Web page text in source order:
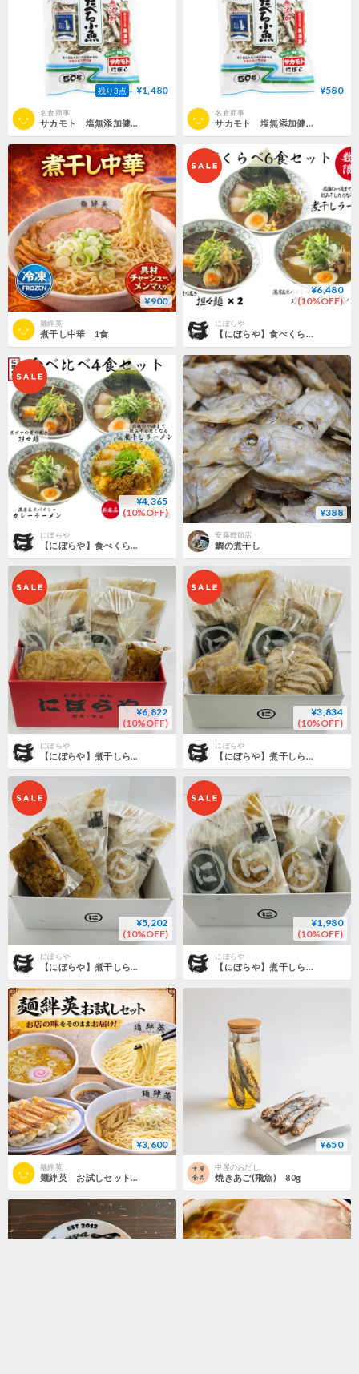
残り3点 ¥1,480
名倉商事
サカモト 塩無添加健康たべる小魚 50g ×4袋セット
¥580
名倉商事
サカモト 塩無添加健康たべる小魚 50g
¥900
麺絆英
煮干し中華 1食
¥6,480
(10%OFF)
にぼらや
【にぼらや】食べくらべ６食セット
¥4,365
(10%OFF)
にぼらや
¥388
安藤鰹節店
鯛の煮干し
¥6,822
(10%OFF)
にぼらや
【にぼらや】煮干しらーめん４人前+ 焼豚チャーシュー350ｇ１本+味付きメンマ300ｇ
¥3,834
(10%OFF)
にぼらや
【にぼらや】煮干しらーめん２人前+焼豚チャーシュー6枚入り×２+メンマ７０ｇ×２
¥5,202
(10%OFF)
にぼらや
【にぼらや】煮干しらーめん2人前 + チャーシュー350ｇメンマ300ｇ
¥1,980
(10%OFF)
にぼらや
【にぼらや】煮干しらーめん 2人前
¥3,600
麺絆英
麺絆英 お試しセット計4食
¥650
中屋のおだし
焼きあご(飛魚) 80g